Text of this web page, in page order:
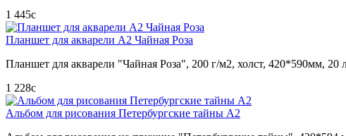
1 445c
Планшет для акварели А2 Чайная Роза
Планшет для акварели "Чайная Роза", 200 г/м2, холст, 420*590мм, 20
1 228c
Альбом для рисования Петербургские тайны А2